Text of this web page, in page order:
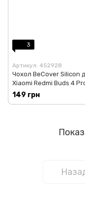
3
Артикул: 452928
Чохол BeCover Silicon
Xiaomi Redmi Buds 4
White (708614)
149 грн